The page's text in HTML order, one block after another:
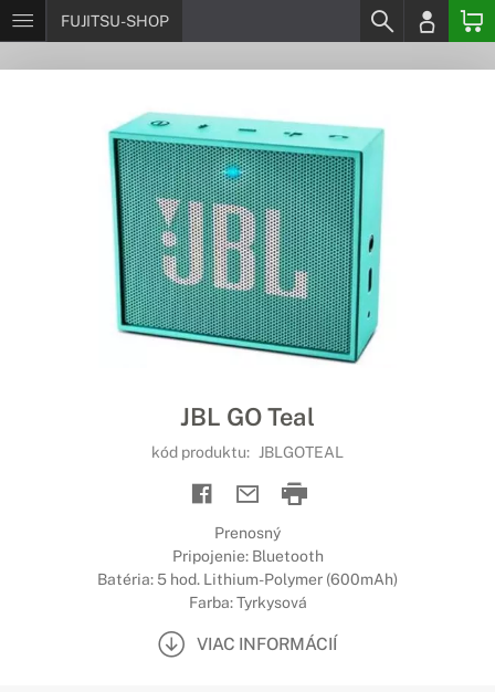
FUJITSU-SHOP
JBL GO Teal
kód produktu: JBLGOTEAL
Prenosný
Pripojenie: Bluetooth
Batéria: 5 hod. Lithium-Polymer (600mAh)
Farba: Tyrkysová
VIAC INFORMÁCIÍ